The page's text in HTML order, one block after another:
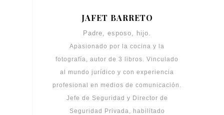
JAFET BARRETO
Padre, esposo, hijo.
Apasionado por la cocina y la
fotografía, autor de 3 libros. Vinculado
al mundo jurídico y con experiencia
profesional en medios de comunicación.
Jefe de Seguridad y Director de
Seguridad Privada, habilitado